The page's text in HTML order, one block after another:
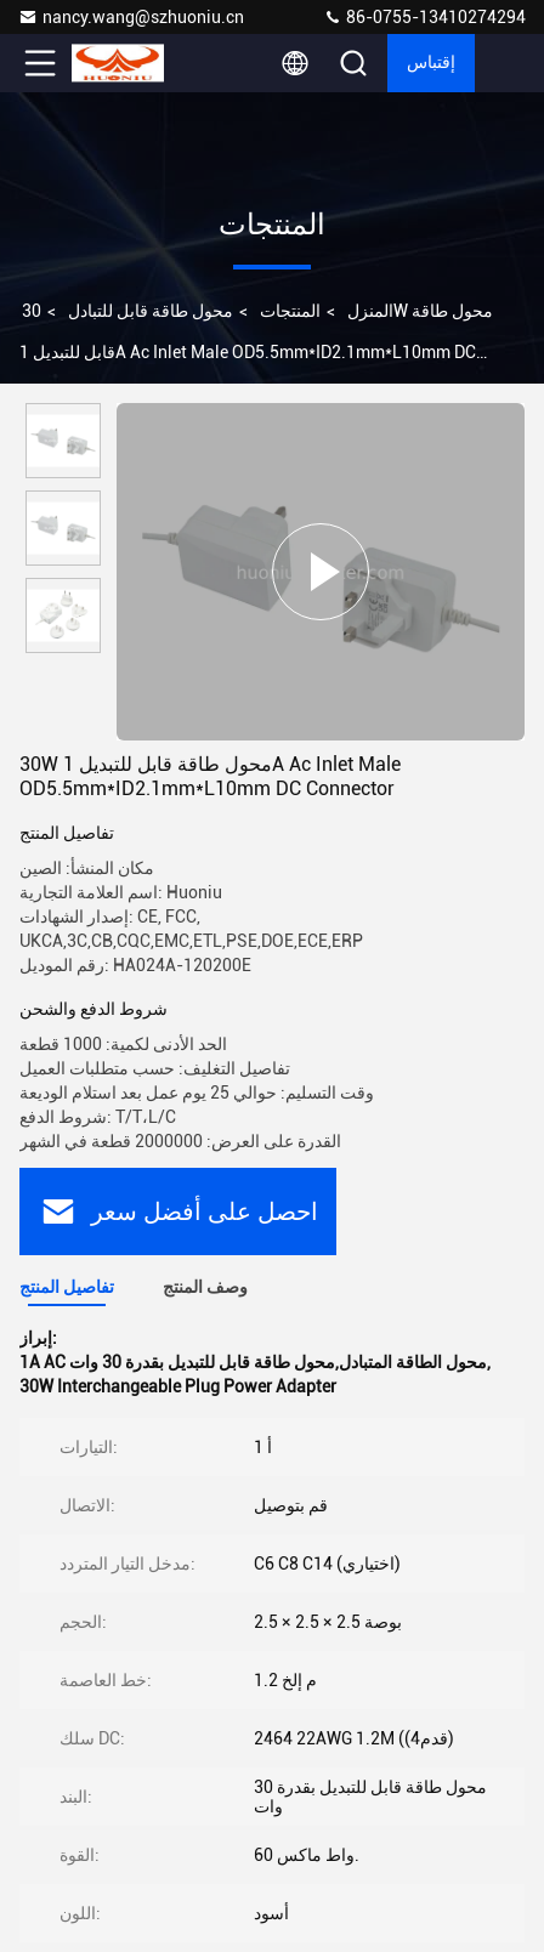
nancy.wang@szhuoniu.cn 86-0755-13410274294
إقتباس
المنتجات
المنزل > المنتجات > محول طاقة قابل للتبادل > 30W محول طاقة
قابل للتبديل 1A Ac Inlet Male OD5.5mm*ID2.1mm*L10mm DC
30W محول طاقة قابل للتبديل 1A Ac Inlet Male
OD5.5mm*ID2.1mm*L10mm DC Connector
تفاصيل المنتج
مكان المنشأ: الصين
اسم العلامة التجارية: Huoniu
إصدار الشهادات: CE, FCC,
UKCA,3C,CB,CQC,EMC,ETL,PSE,DOE,ECE,ERP
رقم الموديل: HA024A-120200E
شروط الدفع والشحن
الحد الأدنى لكمية: 1000 قطعة
تفاصيل التغليف: حسب متطلبات العميل
وقت التسليم: حوالي 25 يوم عمل بعد استلام الوديعة
شروط الدفع: T/T،L/C
القدرة على العرض: 2000000 قطعة في الشهر
احصل على أفضل سعر
تفاصيل المنتج وصف المنتج
إبراز:
1A AC محول الطاقة المتبادل,محول طاقة قابل للتبديل بقدرة 30 وات,
30W Interchangeable Plug Power Adapter
التيارات: 1 أ
الاتصال: قم بتوصيل
مدخل التيار المتردد: C6 C8 C14 (اختياري)
الحجم: 2.5 × 2.5 × 2.5 بوصة
خط العاصمة: 1.2 م إلخ
سلك DC: 2464 22AWG 1.2M ((4قدم)
البند:
محول طاقة قابل للتبديل بقدرة 30
وات
القوة:
اللون: أسود